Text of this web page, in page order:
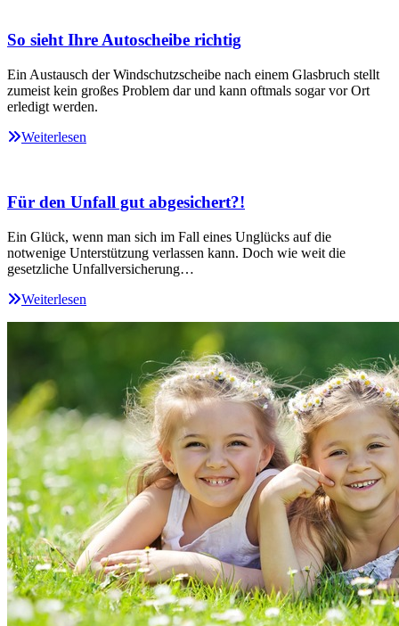
So sieht Ihre Autoscheibe richtig
Ein Austausch der Windschutzscheibe nach einem Glasbruch stellt
zumeist kein großes Problem dar und kann oftmals sogar vor Ort
erledigt werden.
Weiterlesen
Für den Unfall gut abgesichert?!
Ein Glück, wenn man sich im Fall eines Unglücks auf die
notwenige Unterstützung verlassen kann. Doch wie weit die
gesetzliche Unfallversicherung…
Weiterlesen